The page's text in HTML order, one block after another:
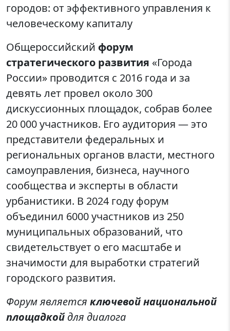
городов: от эффективного управления к
человеческому капиталу
Общероссийский форум
стратегического развития «Города
России» проводится с 2016 года и за
девять лет провел около 300
дискуссионных площадок, собрав более
20 000 участников. Его аудитория — это
представители федеральных и
региональных органов власти, местного
самоуправления, бизнеса, научного
сообщества и эксперты в области
урбанистики. В 2024 году форум
объединил 6000 участников из 250
муниципальных образований, что
свидетельствует о его масштабе и
значимости для выработки стратегий
городского развития.
Форум является ключевой национальной
площадкойдля диалога